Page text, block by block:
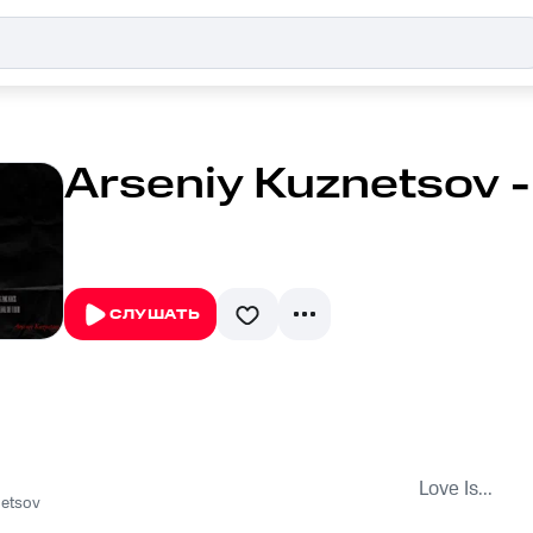
Arseniy Kuznetsov
СЛУШАТЬ
Love Is...